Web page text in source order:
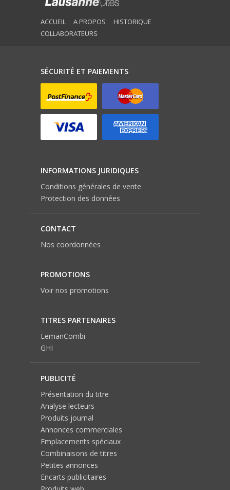
ACCUEIL A PROPOS
HISTORIQUE
COLLABORATEURS
SÉCURITÉ ET PAIEMENTS
INFORMATIONS JURIDIQUES
Conditions générales de vente
Protection des données
CONTACT
Nos coordonnées
PROMOTIONS
Voir nos promotions
TITRES PARTENAIRES
LemanCombi
GHI
PUBLICITÉ
Présentation du titre
Analyse lecteurs
Produits journal
Annonces commerciales
Emplacements spéciaux
Combinaisons de titres
Petites annonces
Encarts publicitaires